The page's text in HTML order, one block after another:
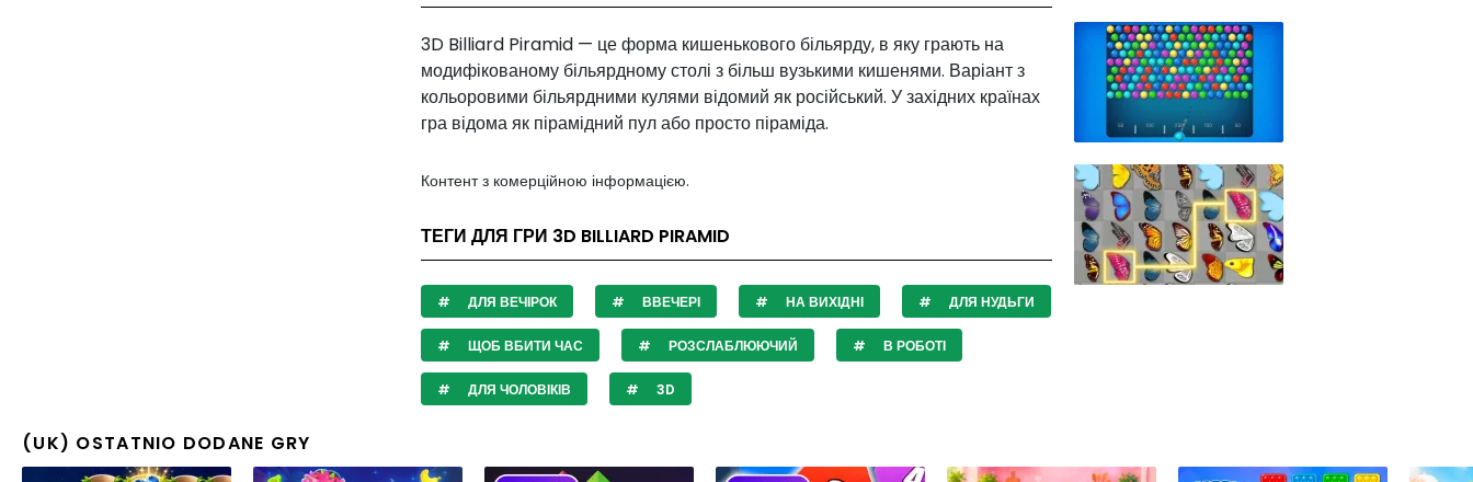
3D Billiard Piramid — це форма кишенькового більярду, в яку грають на
модифікованому більярдному столі з більш вузькими кишенями. Варіант з
кольоровими більярдними кулями відомий як російський. У західних країнах
гра відома як пірамідний пул або просто піраміда.
Контент з комерційною інформацією.
ТЕГИ ДЛЯ ГРИ 3D BILLIARD PIRAMID
ДЛЯ ВЕЧІРОК ВВЕЧЕРІ НА ВИХІДНІ ДЛЯ НУДЬГИ
ЩОБ ВБИТИ ЧАС РОЗСЛАБЛЮЮЧИЙ В РОБОТІ
ДЛЯ ЧОЛОВІКІВ 3D
(UK) OSTATNIO DODANE GRY